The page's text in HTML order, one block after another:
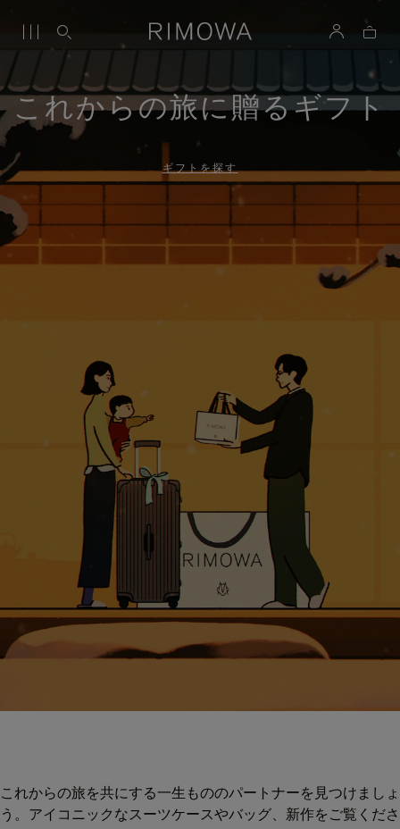
これからの旅に贈るギフト
ギフトを探す
これからの旅を共にする一生もののパートナーを見つけましょ
う。アイコニックなスーツケースやバッグ、新作をご覧くださ